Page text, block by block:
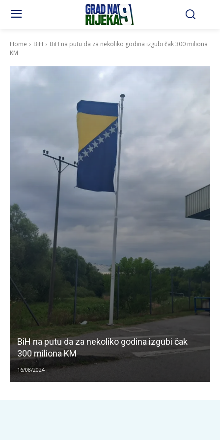
Home BiH
BiH na putu da za nekoliko godina izgubi čak 300 miliona
KM
BiH na putu da za nekoliko godina izgubi čak
300 miliona KM
16/08/2024